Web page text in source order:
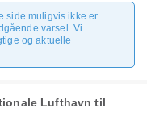
side muligvis ikke er
varsel. Vi
og aktuelle
Lufthavn til